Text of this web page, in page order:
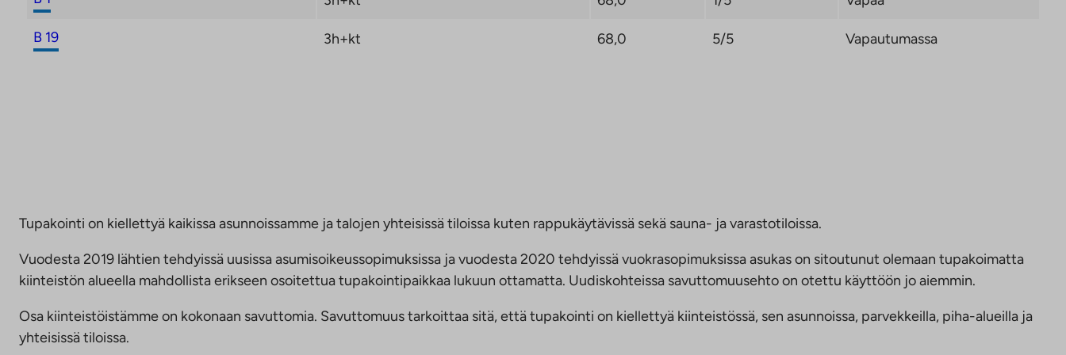
B 19 3h+kt 68,0 5/5 Vapautumassa
Tupakointi on kiellettyä kaikissa asunnoissamme ja talojen yhteisissä tiloissa kuten rappukäytävissä sekä sauna- ja varastotiloissa.
Vuodesta 2019 lähtien tehdyissä uusissa asumisoikeussopimuksissa ja vuodesta 2020 tehdyissä vuokrasopimuksissa asukas on sitoutunut olemaan tupakoimatta
kiinteistön alueella mahdollista erikseen osoitettua tupakointipaikkaa lukuun ottamatta. Uudiskohteissa savuttomuusehto on otettu käyttöön jo aiemmin.
Osa kiinteistöistämme on kokonaan savuttomia. Savuttomuus tarkoittaa sitä, että tupakointi on kiellettyä kiinteistössä, sen asunnoissa, parvekkeilla, piha-alueilla ja
yhteisissä tiloissa.